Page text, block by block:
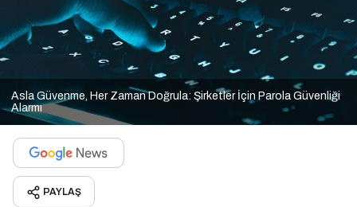
Asla Güvenme, Her Zaman Doğrula: Şirketler İçin Parola Güvenliği
Alarmı
PAYLAŞ